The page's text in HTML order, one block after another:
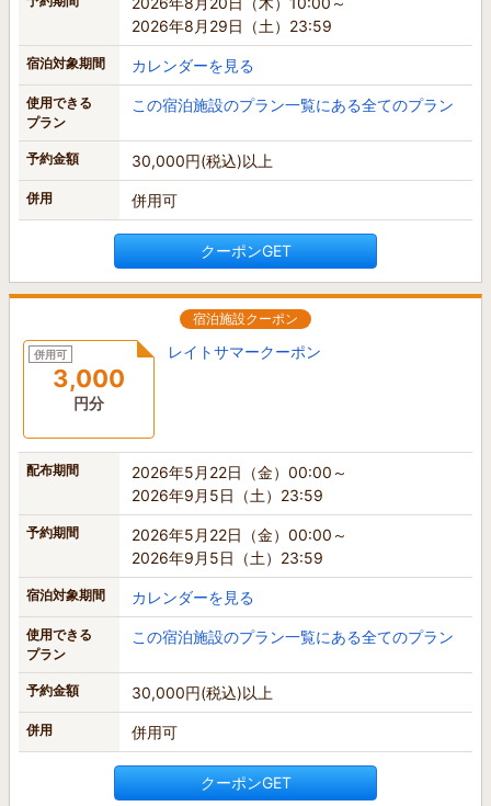
2026年8月29日（土）23:59
宿泊対象期間 カレンダーを見る
使用できる
プラン
この宿泊施設のプラン一覧にある全てのプラン
予約金額 30,000円(税込)以上
併用 併用可
クーポンGET
宿泊施設クーポン
併用可
3,000
円分
レイトサマークーポン
配布期間
2026年5月22日（金）00:00～
2026年9月5日（土）23:59
予約期間
2026年5月22日（金）00:00～
2026年9月5日（土）23:59
宿泊対象期間 カレンダーを見る
使用できる
プラン
この宿泊施設のプラン一覧にある全てのプラン
予約金額 30,000円(税込)以上
併用 併用可
クーポンGET